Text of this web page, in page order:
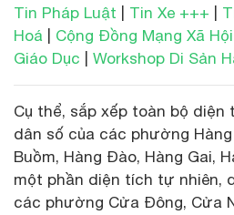
Tin Pháp Luật
Tin Xe +++
Hoá
Cộng Đồng Mạng Xã Hội
Giáo Dục
Workshop Di Sản
Cụ thể, sắp xếp toàn bộ
dân số của các phường Hàng
Buồm, Hàng Đào, Hàng Gai,
một phần diện tích tự nhiên,
các phường Cửa Đông, Cửa